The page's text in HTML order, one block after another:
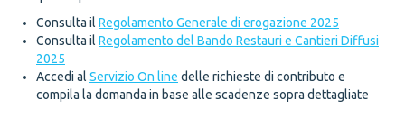
Consulta il Regolamento Generale di erogazione 2025
Consulta il Regolamento del Bando Restauri e Cantieri Diffusi
2025
Accedi al Servizio On line delle richieste di contributo e
compila la domanda in base alle scadenze sopra dettagliate